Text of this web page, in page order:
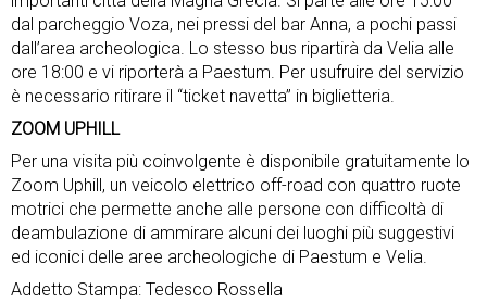
dal parcheggio Voza, nei pressi del bar Anna, a pochi passi
dall’area archeologica. Lo stesso bus ripartirà da Velia alle
ore 18:00 e vi riporterà a Paestum. Per usufruire del servizio
è necessario ritirare il “ticket navetta” in biglietteria.
ZOOM UPHILL
Per una visita più coinvolgente è disponibile gratuitamente lo
Zoom Uphill, un veicolo elettrico off-road con quattro ruote
motrici che permette anche alle persone con difficoltà di
deambulazione di ammirare alcuni dei luoghi più suggestivi
ed iconici delle aree archeologiche di Paestum e Velia.
Addetto Stampa: Tedesco Rossella